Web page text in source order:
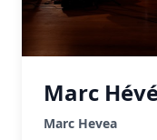
Marc
Marc Hevea